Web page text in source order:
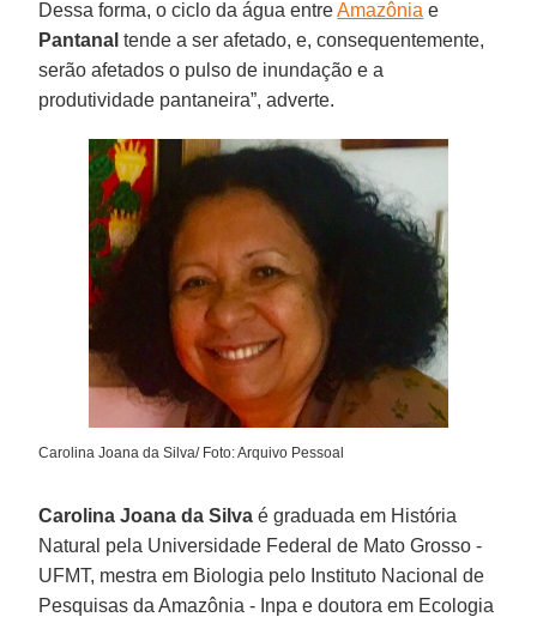
Dessa forma, o ciclo da água entreAmazônia e
Pantanal tende a ser afetado, e, consequentemente,
serão afetados o pulso de inundação e a
produtividade pantaneira”, adverte.
Carolina Joana da Silva/ Foto: Arquivo Pessoal
Carolina Joana da Silva é graduada em História
Natural pela Universidade Federal de Mato Grosso -
UFMT, mestra em Biologia pelo Instituto Nacional de
Pesquisas da Amazônia - Inpa e doutora em Ecologia